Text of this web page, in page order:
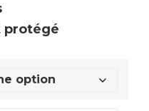
protégé